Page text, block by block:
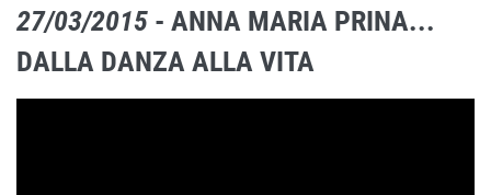
27/03/2015 - ANNA MARIA PRINA...
DALLA DANZA ALLA VITA